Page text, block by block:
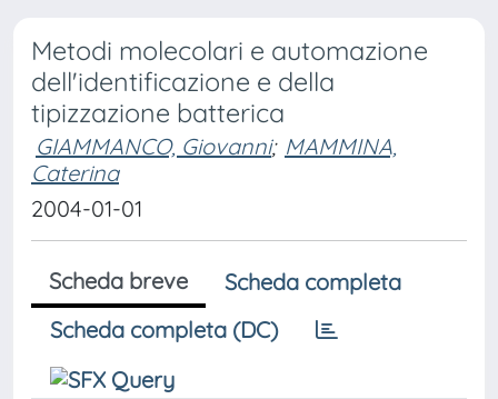
Metodi molecolari e automazione
dell'identificazione e della
tipizzazione batterica
GIAMMANCO, Giovanni; MAMMINA,
Caterina
2004-01-01
Scheda breve
Scheda completa
Scheda completa (DC)